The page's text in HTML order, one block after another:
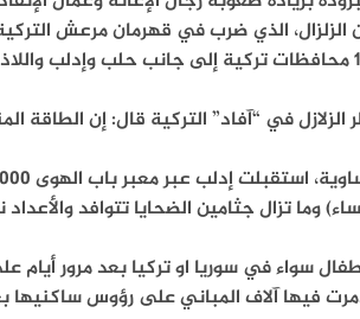
في “آفاد” التركية قال: إن الطاقة المنبعثة من
وما تزال جثامين الضحايا تتوافد والأعداد
سواء في سوريا او تركيا بعد مرور أيام
فيها آلاف المباني على رؤوس ساكنيها